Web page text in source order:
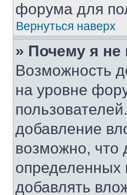
форума для
Вернуться наверх
» Почему я не
Возможность
на уровне
добавление
возможно, что
определенных
добавлять